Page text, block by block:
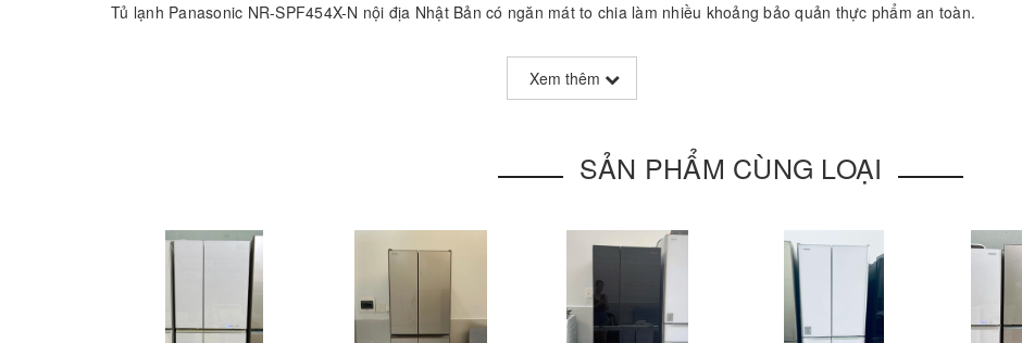
Tủ lạnh Panasonic NR-SPF454X-N nội địa Nhật Bản có ngăn mát to chia làm nhiều khoảng bảo quản thực phẩm an toàn.
Đèn led được tích hợp bên trên rất sàng giúp dễ dàng lấy đồ. Cánh tủ được tận dụng thiết kế kệ chịu lực tốt để bảo quản ngon
ngăn cấp đông mềm có thể bảo quản các thực phẩm cao cấp như cá hồi, cá tuyết làm sashimi tại nhà hoặc bảo quản thịt cá sử
dụng trong tuần.
Xem thêm
SẢN PHẨM CÙNG LOẠI